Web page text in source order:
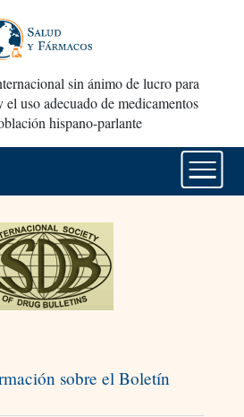
sin ánimo de lucro para
el uso adecuado de medicamentos
hispano-parlante
sobre el Boletín